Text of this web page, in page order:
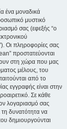
ένα μοναδικά
μυστικό
σας (εφεξής “ο
Οι πληροφορίες σας
προστατεύονται
στη χώρα που μας
μέλους, του
από το
εγγραφής είναι στην
Σε κάθε
λογαριασμό σας
τη δυνατότητα να
δημιουργούνται